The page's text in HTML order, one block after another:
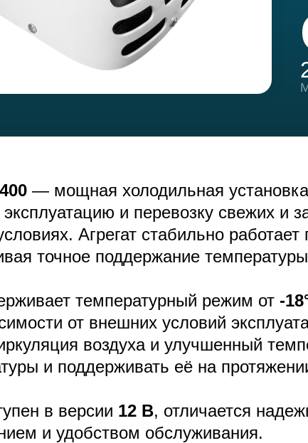
— мощная холодильная
и перевозку свежих и
Агрегат стабильно
точное поддержание
температурный режим от -
от внешних условий
воздуха и улучшенный
и поддерживать её на
в версии 12 В, отличается
и удобством обслуживания.